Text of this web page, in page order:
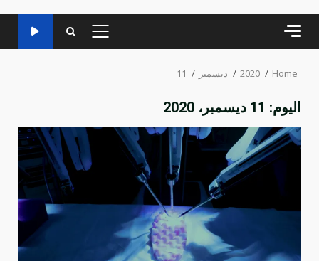
PRIMARY
Home
2020 ديسمبر 11
اليوم: 11 ديسمبر، 2020